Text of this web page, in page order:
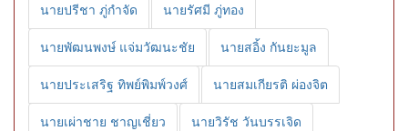
นายปรีชา ภู่กำจัด นายรัศมี ภู่ทอง
นายพัฒนพงษ์ แจ่มวัฒนะชัย นายสอิ้ง กันยะมูล
นายประเสริฐ ทิพย์พิมพ์วงศ์ นายสมเกียรติ ผ่องจิต
นายเผ่าชาย ชาญเชี่ยว นายวิรัช วันบรรเจิด